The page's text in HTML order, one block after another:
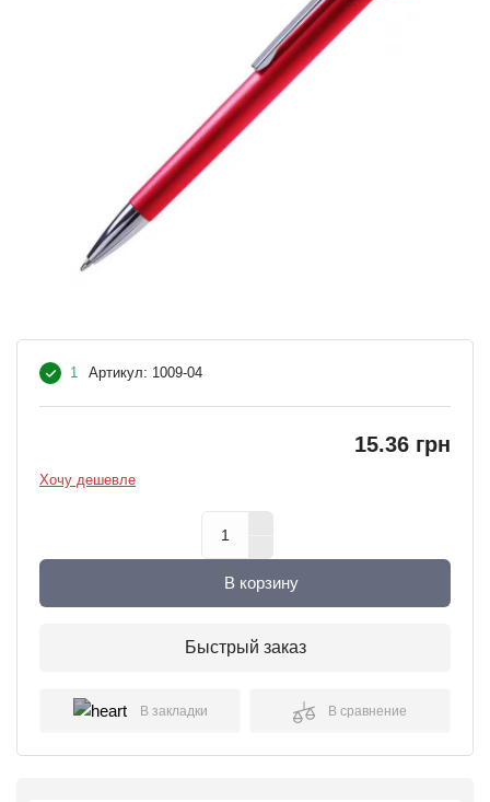
1 Артикул: 1009-04
15.36 грн
Хочу дешевле
В корзину
Быстрый заказ
В закладки В сравнение